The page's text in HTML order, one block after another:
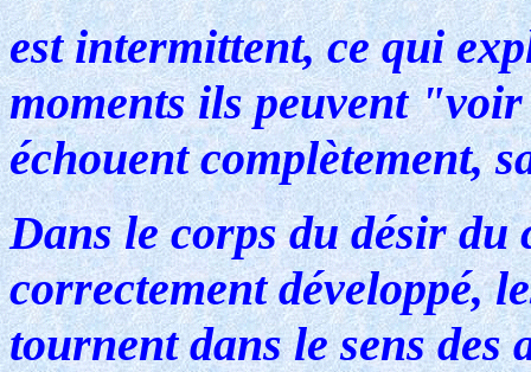
est intermittent, ce qui
moments ils peuvent
échouent complètement,
Dans le corps du désir
correctement développé,
tournent dans le sens